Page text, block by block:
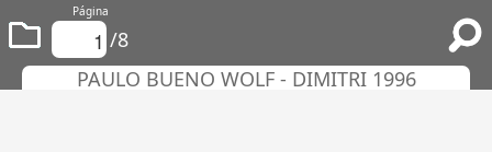
Página
/8
PAULO BUENO WOLF - DIMITRI 1996